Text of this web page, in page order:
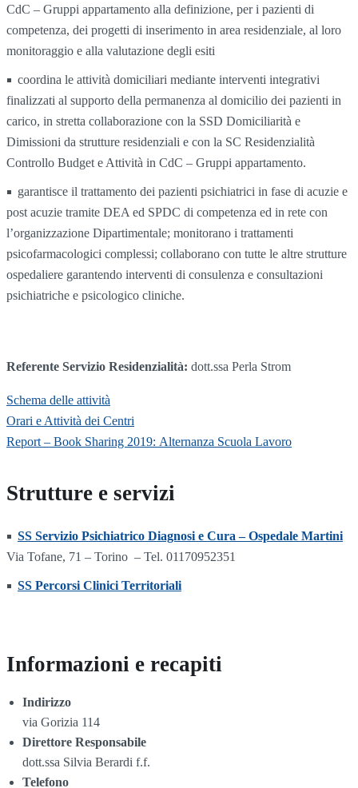
CdC – Gruppi appartamento alla definizione, per i pazienti di
competenza, dei progetti di inserimento in area residenziale, al loro
monitoraggio e alla valutazione degli esiti
coordina le attività domiciliari mediante interventi integrativi
finalizzati al supporto della permanenza al domicilio dei pazienti in
carico, in stretta collaborazione con la SSD Domiciliarità e
Dimissioni da strutture residenziali e con la SC Residenzialità
Controllo Budget e Attività in CdC – Gruppi appartamento.
garantisce il trattamento dei pazienti psichiatrici in fase di acuzie e
post acuzie tramite DEA ed SPDC di competenza ed in rete con
l’organizzazione Dipartimentale; monitorano i trattamenti
psicofarmacologici complessi; collaborano con tutte le altre strutture
ospedaliere garantendo interventi di consulenza e consultazioni
psichiatriche e psicologico cliniche.
Referente Servizio Residenzialità: dott.ssa Perla Strom
Schema delle attività
Orari e Attività dei Centri
Report – Book Sharing 2019: Alternanza Scuola Lavoro
Strutture e servizi
SS Servizio Psichiatrico Diagnosi e Cura – Ospedale Martini
Via Tofane, 71 – Torino – Tel. 01170952351
SS Percorsi Clinici Territoriali
Informazioni e recapiti
Indirizzo
via Gorizia 114
Direttore Responsabile
dott.ssa Silvia Berardi f.f.
Telefono